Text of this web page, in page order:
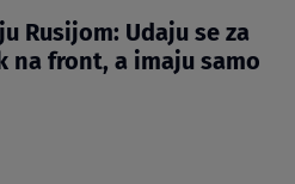
Rusijom: Udaju se za
na front, a imaju samo